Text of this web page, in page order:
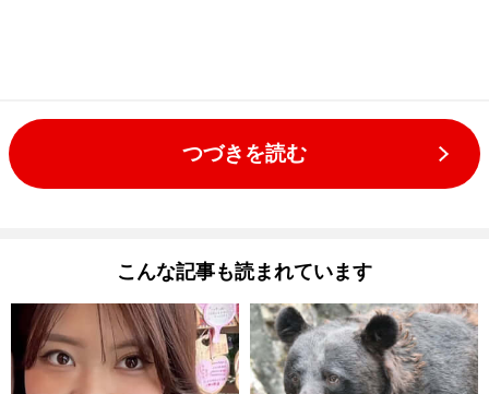
つづきを読む
こんな記事も読まれています